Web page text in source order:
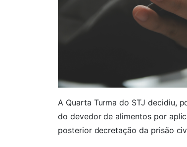
A Quarta Turma do STJ decidiu,
do devedor de alimentos por
posterior decretação da prisão